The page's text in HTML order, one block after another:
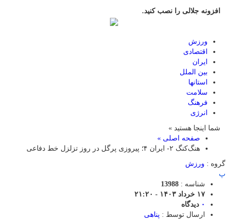
افزونه جلالی را نصب کنید.
ورزش
اقتصادی
ایران
بین الملل
استانها
سلامت
فرهنگ
انرژی
شما اینجا هستید »
صفحه اصلی »
هنگ‌کنگ ۲- ایران ۴؛ پیروزی پرگل در روز تزلزل خط دفاعی
گروه : ورزش
پ
شناسه : 13988
۱۷ خرداد ۱۴۰۳ - ۲۱:۲۰
۰ دیدگاه
ارسال توسط : پناهی